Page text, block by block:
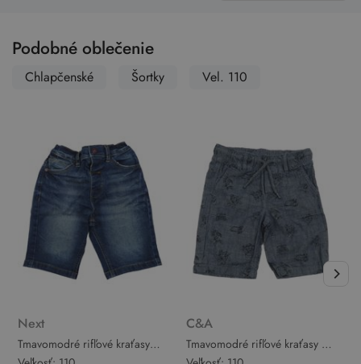
Podobné oblečenie
Chlapčenské Šortky Vel. 110
Next
Tmavomodré rifľové kraťasy
Next
C&A
Tmavomodré rifľové kraťasy s
PAW PATROL C&A